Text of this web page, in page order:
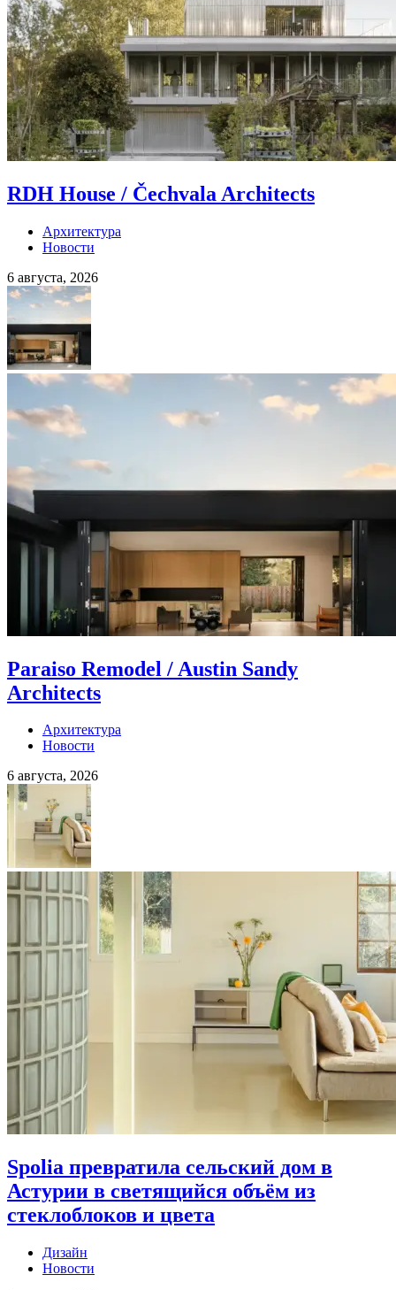
RDH House / Čechvala Architects
Архитектура
Новости
6 августа, 2026
Paraiso Remodel / Austin Sandy
Architects
Архитектура
Новости
6 августа, 2026
Spolia превратила сельский дом в
Астурии в светящийся объём из
стеклоблоков и цвета
Дизайн
Новости